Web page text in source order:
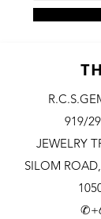
919/
JEWELRY
SILOM ROAD,